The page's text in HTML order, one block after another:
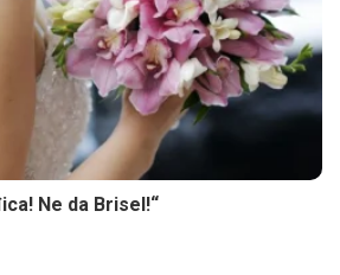
Ne da Brisel!“